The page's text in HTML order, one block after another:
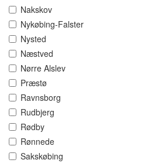
Nakskov
Nykøbing-Falster
Nysted
Næstved
Nørre Alslev
Præstø
Ravnsborg
Rudbjerg
Rødby
Rønnede
Sakskøbing